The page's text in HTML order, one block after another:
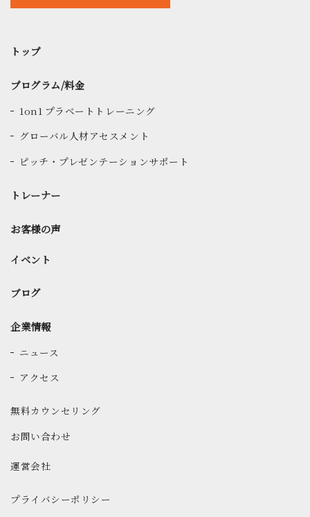
トップ
プログラム/料金
1on1 プラベートトレーニング
グローバル人材アセスメント
ピッチ・プレゼンテーションサポート
トレーナー
お客様の声
イベント
ブログ
企業情報
ニュース
アクセス
無料カウンセリング
お問い合わせ
運営会社
プライバシーポリシー